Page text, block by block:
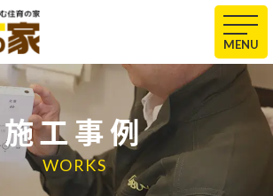
MENU
施工事例
WORKS